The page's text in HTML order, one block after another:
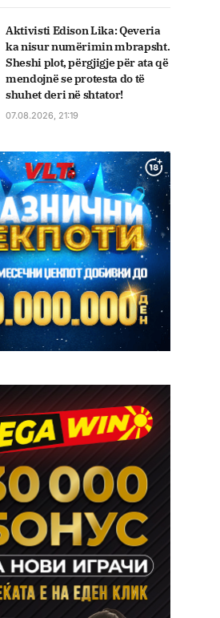
Aktivisti Edison Lika: Qeveria
ka nisur numërimin mbrapsht.
Sheshi plot, përgjigje për ata që
mendojnë se protesta do të
shuhet deri në shtator!
07.08.2026, 21:19